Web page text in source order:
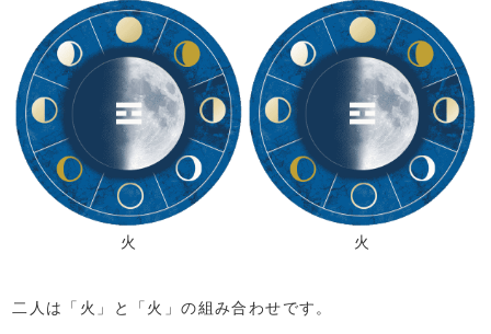
火 火
二人は「火」と「火」の組み合わせです。